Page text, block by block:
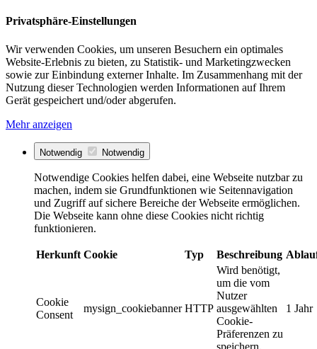
Privatsphäre-Einstellungen
Wir verwenden Cookies, um unseren Besuchern ein optimales
Website-Erlebnis zu bieten, zu Statistik- und Marketingzwecken
sowie zur Einbindung externer Inhalte. Im Zusammenhang mit der
Nutzung dieser Technologien werden Informationen auf Ihrem
Gerät gespeichert und/oder abgerufen.
Mehr anzeigen
Notwendig Notwendig
Notwendige Cookies helfen dabei, eine Webseite nutzbar zu
machen, indem sie Grundfunktionen wie Seitennavigation
und Zugriff auf sichere Bereiche der Webseite ermöglichen.
Die Webseite kann ohne diese Cookies nicht richtig
funktionieren.
Herkunft Cookie Typ Beschreibung
Cookie
Consent
mysign_cookiebanner HTTP
Wird benötigt,
um die vom
Nutzer
ausgewählten
Cookie-
Präferenzen zu
speichern.
1 Jahr